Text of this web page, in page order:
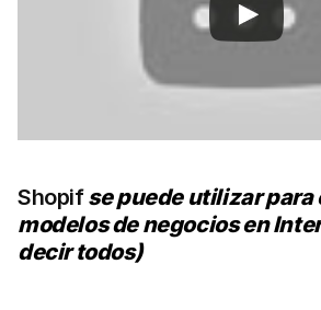
Shopifse puede utilizar para
modelos de negocios en
decir todos)